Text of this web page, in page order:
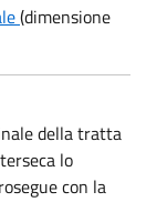
(dimensione
della tratta
lo
con la